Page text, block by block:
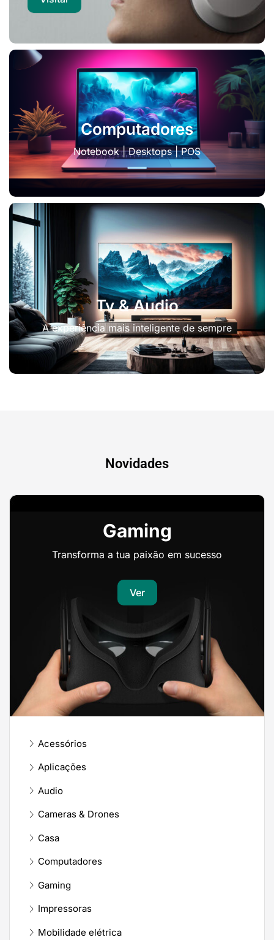
Computadores
Notebook | Desktops | POS
Tv & Audio
A experiência mais inteligente de sempre
Novidades
Gaming
Transforma a tua paixão em sucesso
Ver
Acessórios
Aplicações
Audio
Cameras & Drones
Casa
Computadores
Gaming
Impressoras
Mobilidade elétrica